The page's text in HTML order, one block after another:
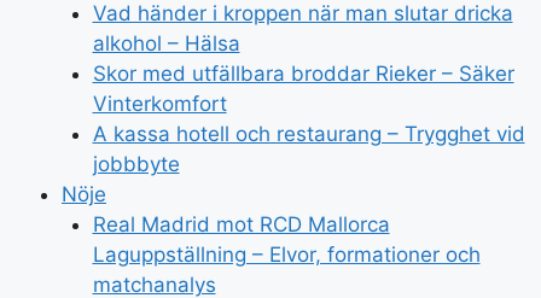
Vad händer i kroppen när man slutar dricka
alkohol – Hälsa
Skor med utfällbara broddar Rieker – Säker
Vinterkomfort
A kassa hotell och restaurang – Trygghet vid
jobbbyte
Nöje
Real Madrid mot RCD Mallorca
Laguppställning – Elvor, formationer och
matchanalys